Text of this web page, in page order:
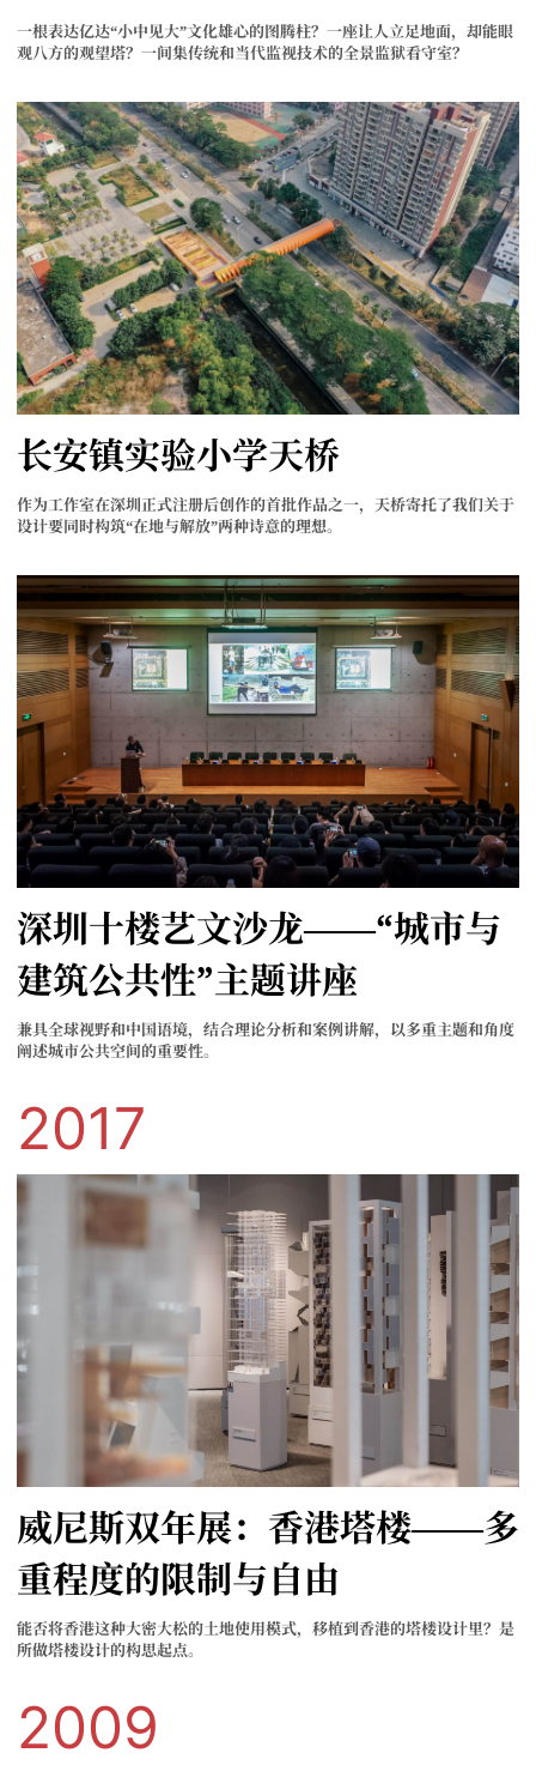
一根表达亿达“小中见大”文化雄心的图腾柱？一座让人立足地面，却能眼
观八方的观望塔？一间集传统和当代监视技术的全景监狱看守室？
长安镇实验小学天桥
作为工作室在深圳正式注册后创作的首批作品之一，天桥寄托了我们关于
设计要同时构筑“在地与解放”两种诗意的理想。
深圳十楼艺文沙龙——“城市与
建筑公共性”主题讲座
兼具全球视野和中国语境，结合理论分析和案例讲解，以多重主题和角度
阐述城市公共空间的重要性。
2017
威尼斯双年展：香港塔楼——多
重程度的限制与自由
能否将香港这种大密大松的土地使用模式，移植到香港的塔楼设计里？是
所做塔楼设计的构思起点。
2009